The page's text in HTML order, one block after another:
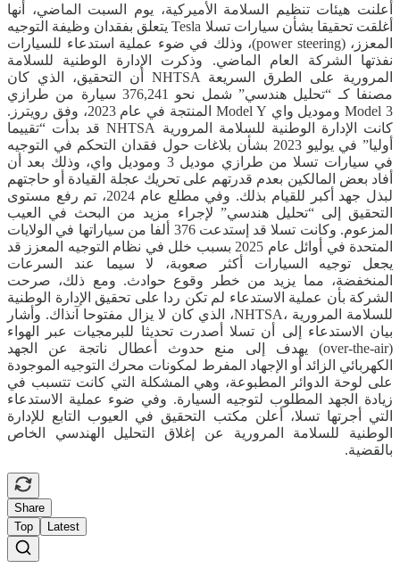
أعلنت هيئات تنظيم السلامة الأميركية، يوم السبت الماضي، أنها
أغلقت تحقيقا بشأن سيارات تسلا Tesla يتعلق بفقدان وظيفة التوجيه
المعزز، (power steering)، وذلك في ضوء عملية استدعاء للسيارات
نفذتها الشركة العام الماضي. وذكرت الإدارة الوطنية للسلامة
المرورية على الطرق السريعة NHTSA أن التحقيق، الذي كان
مصنفا كـ “تحليل هندسي” شمل نحو 376,241 سيارة من طرازي
Model 3 وموديل واي Model Y المنتجة في عام 2023، وفق رويترز.
كانت الإدارة الوطنية للسلامة المرورية NHTSA قد بدأت “تقييما
أوليا” في يوليو 2023 بشأن بلاغات حول فقدان التحكم في التوجيه
في سيارات تسلا من طرازي موديل 3 وموديل واي، وذلك بعد أن
أفاد بعض المالكين بعدم قدرتهم على تحريك عجلة القيادة أو حاجتهم
لبذل جهد أكبر للقيام بذلك. وفي مطلع عام 2024، تم رفع مستوى
التحقيق إلى “تحليل هندسي” لإجراء مزيد من البحث في العيب
المزعوم. وكانت تسلا قد إستدعت 376 ألفا من سياراتها في الولايات
المتحدة في أوائل عام 2025 بسبب خلل في نظام التوجيه المعزز قد
يجعل توجيه السيارات أكثر صعوبة، لا سيما عند السرعات
المنخفضة، مما يزيد من خطر وقوع حوادث. ومع ذلك، صرحت
الشركة بأن عملية الاستدعاء لم تكن ردا على تحقيق الإدارة الوطنية
للسلامة المرورية ،NHTSA، الذي كان لا يزال مفتوحا آنذاك. وأشار
بيان الاستدعاء إلى أن تسلا أصدرت تحديثا للبرمجيات عبر الهواء
(over-the-air) يهدف إلى منع حدوث أعطال ناتجة عن الجهد
الكهربائي الزائد أو الإجهاد المفرط لمكونات محرك التوجيه الموجودة
على لوحة الدوائر المطبوعة، وهي المشكلة التي كانت تتسبب في
زيادة الجهد المطلوب لتوجيه السيارة. وفي ضوء عملية الاستدعاء
التي أجرتها تسلا، أعلن مكتب التحقيق في العيوب التابع للإدارة
الوطنية للسلامة المرورية عن إغلاق التحليل الهندسي الخاص
بالقضية.
Share
Top
Latest